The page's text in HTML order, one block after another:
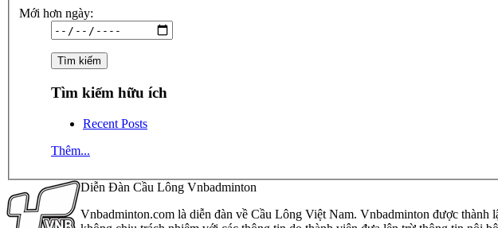
Mới hơn ngày:
Tìm kiếm hữu ích
Recent Posts
Thêm...
Diễn Đàn Cầu Lông Vnbadminton
Vnbadminton.com là diễn đàn về Cầu Lông Việt Nam. Vnbadminton được thành